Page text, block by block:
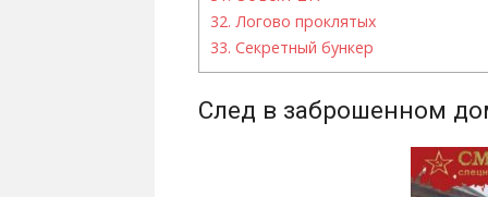
32. Логово проклятых
33. Секретный бункер
След в заброшенном